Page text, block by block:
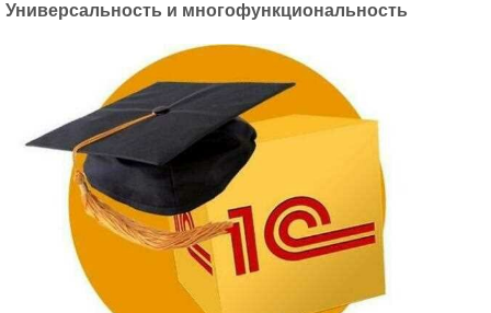
Универсальность и многофункциональность